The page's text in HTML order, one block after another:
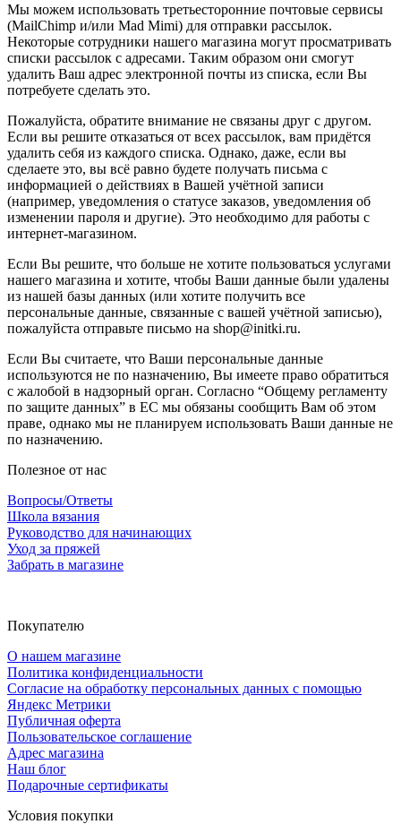
Мы можем использовать третьесторонние почтовые сервисы
(MailChimp и/или Mad Mimi) для отправки рассылок.
Некоторые сотрудники нашего магазина могут просматривать
списки рассылок с адресами. Таким образом они смогут
удалить Ваш адрес электронной почты из списка, если Вы
потребуете сделать это.
Пожалуйста, обратите внимание не связаны друг с другом.
Если вы решите отказаться от всех рассылок, вам придётся
удалить себя из каждого списка. Однако, даже, если вы
сделаете это, вы всё равно будете получать письма с
информацией о действиях в Вашей учётной записи
(например, уведомления о статусе заказов, уведомления об
изменении пароля и другие). Это необходимо для работы с
интернет-магазином.
Если Вы решите, что больше не хотите пользоваться услугами
нашего магазина и хотите, чтобы Ваши данные были удалены
из нашей базы данных (или хотите получить все
персональные данные, связанные с вашей учётной записью),
пожалуйста отправьте письмо на shop@initki.ru.
Если Вы считаете, что Ваши персональные данные
используются не по назначению, Вы имеете право обратиться
с жалобой в надзорный орган. Согласно “Общему регламенту
по защите данных” в ЕС мы обязаны сообщить Вам об этом
праве, однако мы не планируем использовать Ваши данные не
по назначению.
Полезное от нас
Вопросы/Ответы
Школа вязания
Руководство для начинающих
Уход за пряжей
Забрать в магазине
Покупателю
О нашем магазине
Политика конфиденциальности
Согласие на обработку персональных данных с помощью
Яндекс Метрики
Публичная оферта
Пользовательское соглашение
Адрес магазина
Наш блог
Подарочные сертификаты
Условия покупки